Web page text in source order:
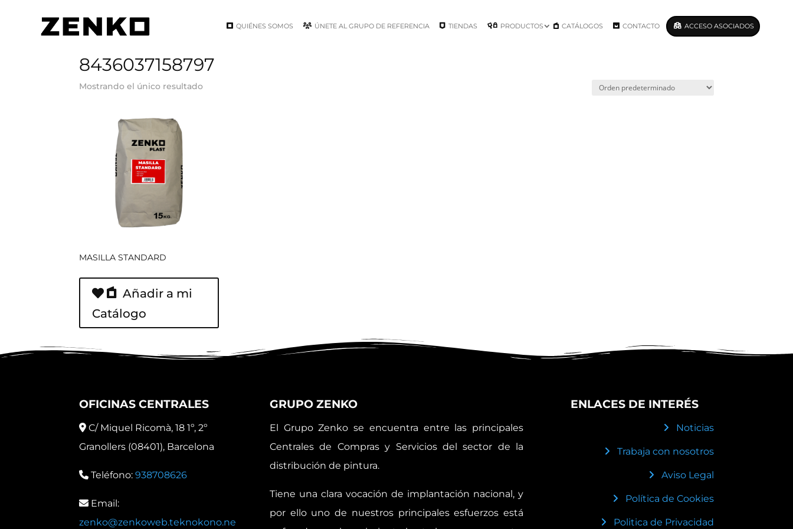
QUIÉNES SOMOS ÚNETE AL GRUPO DE REFERENCIA TIENDAS PRODUCTOS CATÁLOGOS CONTACTO ACCESO ASOCIADOS
8436037158797
Mostrando el único resultado
MASILLA STANDARD
Añadir a mi
Catálogo
OFICINAS CENTRALES
C/ Miquel Ricomà, 18 1º, 2º
Granollers (08401), Barcelona
Teléfono: 938708626
Email:
zenko@zenkoweb.teknokono.ne
GRUPO ZENKO
El Grupo Zenko se encuentra entre las principales
Centrales de Compras y Servicios del sector de la
distribución de pintura.
Tiene una clara vocación de implantación nacional, y
por ello uno de nuestros principales esfuerzos está
ENLACES DE INTERÉS
Noticias
Trabaja con nosotros
Aviso Legal
Política de Cookies
Politica de Privacidad